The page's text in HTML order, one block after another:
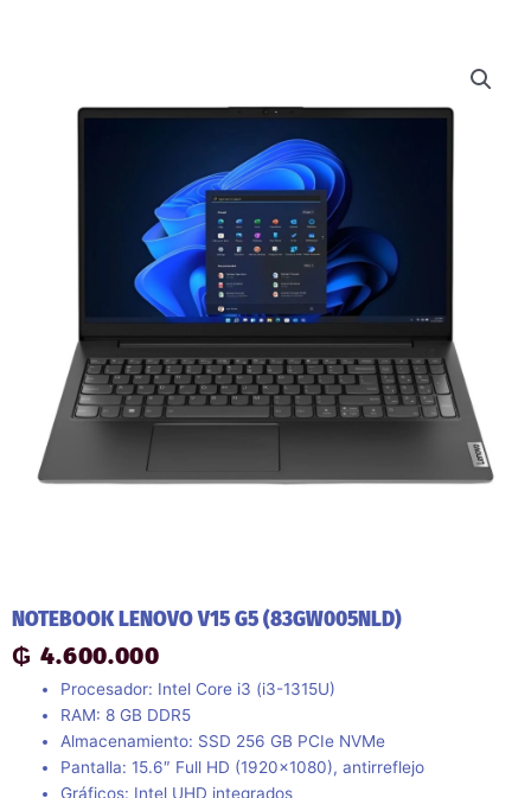
NOTEBOOK LENOVO V15 G5 (83GW005NLD)
₲ 4.600.000
Procesador: Intel Core i3 (i3-1315U)
RAM: 8 GB DDR5
Almacenamiento: SSD 256 GB PCIe NVMe
Pantalla: 15.6″ Full HD (1920×1080), antirreflejo
Gráficos: Intel UHD integrados